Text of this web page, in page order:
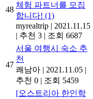
48
체험 파트너를 모집
합니다! (1)
myrealtrip | 2021.11.15
| 추천 3 | 조회 6687
47
서울 여행시 숙소 추
천
쾌남아 | 2021.11.05 |
추천 0 | 조회 5459
[오스트리아 한인학